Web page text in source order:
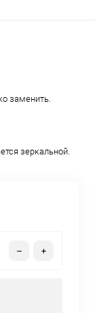
заменить.
зеркальной.